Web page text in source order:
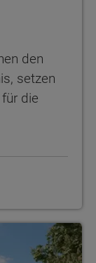
den
setzen
die